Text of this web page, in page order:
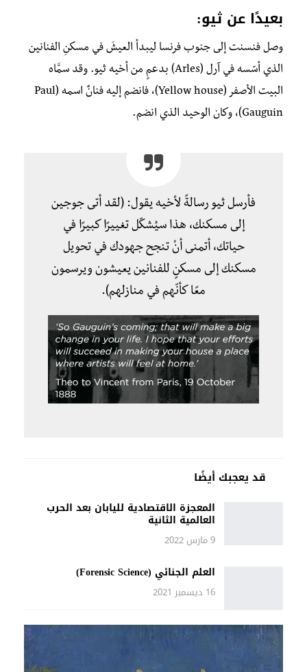
بعيدًا عن ثيو:
وصل فنسنت إلى جنوب فرنسا ليبدأ العيشَ في مسكنِ الفنانين
الذي أسّسه في آرل (Arles) بدعمٍ من أخيه ثيو. وقد سمَّاه
البيت الأصفر (Yellow house)، فانضم إليه فنانٌ اسمه (Paul
Gauguin)، وكان الوحيد الذي انضم.
فأرسل ثيو رسالةً لأخيه يقول: (لقد أتى جوجين
إلى مسكنك، هذا سيُشكّل تغييرًا كبيرًا في
حياتك، أتمنى أنْ تنجح جهودك في تحويل
مسكنك إلى مسكنٍ للفنانين يعيشون ويرسمون
معًا كأنّهم في منازلهم).
قد يعجبك أيضًا
المعجزة الاقتصادية لليابان بعد الحرب
العالمية الثانية
9 مارس 2022
العلم الجنائي (Forensic Science)
16 ديسمبر 2021